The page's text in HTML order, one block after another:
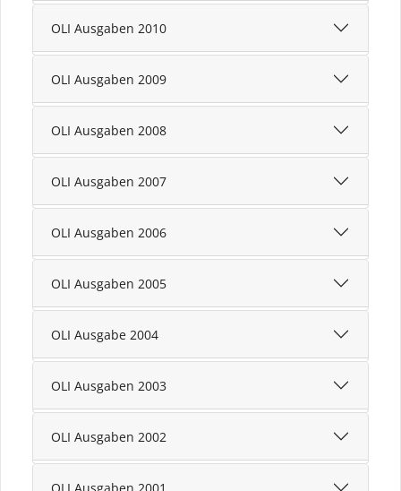
OLI Ausgaben 2010
OLI Ausgaben 2009
OLI Ausgaben 2008
OLI Ausgaben 2007
OLI Ausgaben 2006
OLI Ausgaben 2005
OLI Ausgabe 2004
OLI Ausgaben 2003
OLI Ausgaben 2002